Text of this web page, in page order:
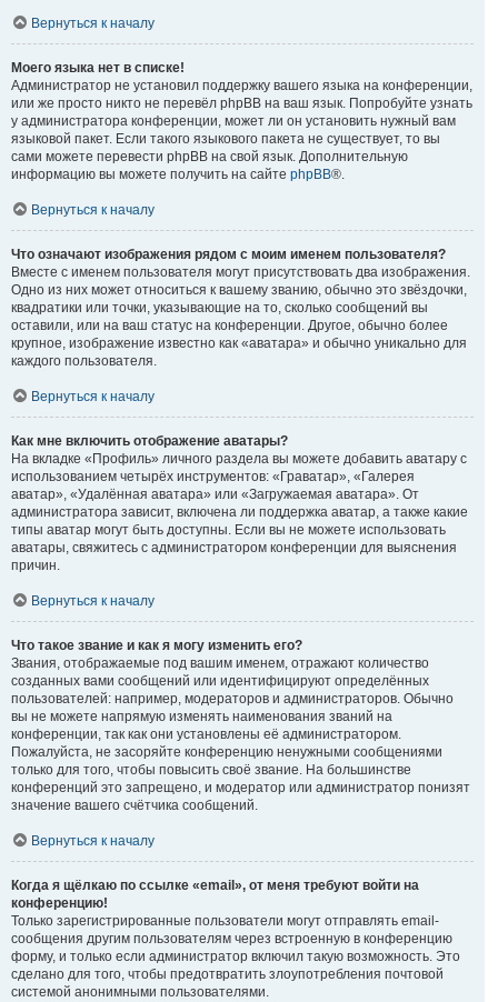
Вернуться к началу
Моего языка нет в списке!
Администратор не установил поддержку вашего языка на конференции,
или же просто никто не перевёл phpBB на ваш язык. Попробуйте узнать
у администратора конференции, может ли он установить нужный вам
языковой пакет. Если такого языкового пакета не существует, то вы
сами можете перевести phpBB на свой язык. Дополнительную
информацию вы можете получить на сайте phpBB®.
Вернуться к началу
Что означают изображения рядом с моим именем пользователя?
Вместе с именем пользователя могут присутствовать два изображения.
Одно из них может относиться к вашему званию, обычно это звёздочки,
квадратики или точки, указывающие на то, сколько сообщений вы
оставили, или на ваш статус на конференции. Другое, обычно более
крупное, изображение известно как «аватара» и обычно уникально для
каждого пользователя.
Вернуться к началу
Как мне включить отображение аватары?
На вкладке «Профиль» личного раздела вы можете добавить аватару с
использованием четырёх инструментов: «Граватар», «Галерея
аватар», «Удалённая аватара» или «Загружаемая аватара». От
администратора зависит, включена ли поддержка аватар, а также какие
типы аватар могут быть доступны. Если вы не можете использовать
аватары, свяжитесь с администратором конференции для выяснения
причин.
Вернуться к началу
Что такое звание и как я могу изменить его?
Звания, отображаемые под вашим именем, отражают количество
созданных вами сообщений или идентифицируют определённых
пользователей: например, модераторов и администраторов. Обычно
вы не можете напрямую изменять наименования званий на
конференции, так как они установлены её администратором.
Пожалуйста, не засоряйте конференцию ненужными сообщениями
только для того, чтобы повысить своё звание. На большинстве
конференций это запрещено, и модератор или администратор понизят
значение вашего счётчика сообщений.
Вернуться к началу
Когда я щёлкаю по ссылке «email», от меня требуют войти на
конференцию!
Только зарегистрированные пользователи могут отправлять email-
сообщения другим пользователям через встроенную в конференцию
форму, и только если администратор включил такую возможность. Это
сделано для того, чтобы предотвратить злоупотребления почтовой
системой анонимными пользователями.